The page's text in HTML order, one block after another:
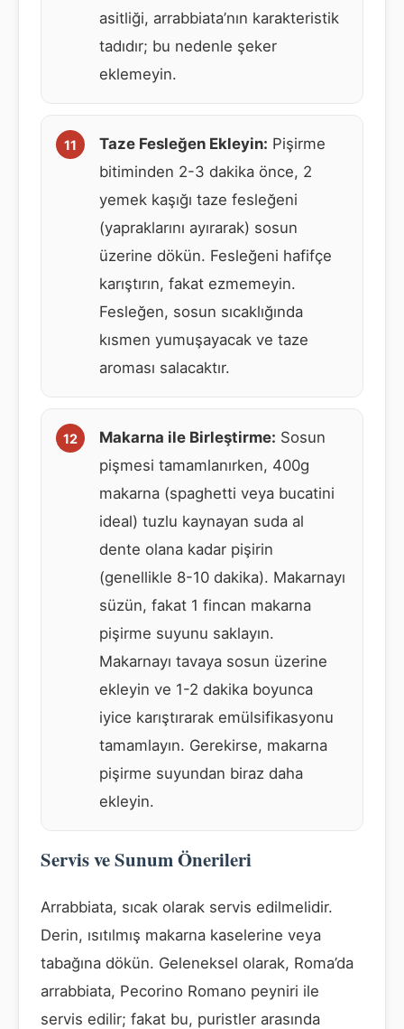
asitliği, arrabbiata’nın karakteristik
tadıdır; bu nedenle şeker
eklemeyin.
Taze Fesleğen Ekleyin: Pişirme
bitiminden 2-3 dakika önce, 2
yemek kaşığı taze fesleğeni
(yapraklarını ayırarak) sosun
üzerine dökün. Fesleğeni hafifçe
karıştırın, fakat ezmemeyin.
Fesleğen, sosun sıcaklığında
kısmen yumuşayacak ve taze
aroması salacaktır.
Makarna ile Birleştirme: Sosun
pişmesi tamamlanırken, 400g
makarna (spaghetti veya bucatini
ideal) tuzlu kaynayan suda al
dente olana kadar pişirin
(genellikle 8-10 dakika). Makarnayı
süzün, fakat 1 fincan makarna
pişirme suyunu saklayın.
Makarnayı tavaya sosun üzerine
ekleyin ve 1-2 dakika boyunca
iyice karıştırarak emülsifikasyonu
tamamlayın. Gerekirse, makarna
pişirme suyundan biraz daha
ekleyin.
Servis ve Sunum Önerileri
Arrabbiata, sıcak olarak servis edilmelidir.
Derin, ısıtılmış makarna kaselerine veya
tabağına dökün. Geleneksel olarak, Roma’da
arrabbiata, Pecorino Romano peyniri ile
servis edilir; fakat bu, puristler arasında